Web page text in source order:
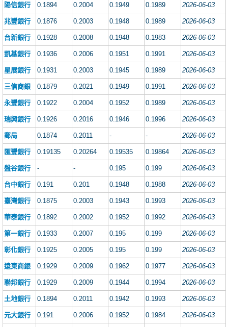
陽信銀行 0.1894 0.2004 0.1949 0.1989 2026-06-03
兆豐銀行 0.1876 0.2003 0.1948 0.1989 2026-06-03
台新銀行 0.1928 0.2008 0.1948 0.1983 2026-06-03
凱基銀行 0.1936 0.2006 0.1951 0.1991 2026-06-03
星展銀行 0.1931 0.2003 0.1945 0.1989 2026-06-03
三信商銀 0.1879 0.2021 0.1949 0.1991 2026-06-03
永豐銀行 0.1922 0.2004 0.1952 0.1989 2026-06-03
瑞興銀行 0.1926 0.2016 0.1946 0.1996 2026-06-03
郵局 0.1874 0.2011 - - 2026-06-03
匯豐銀行 0.19135 0.20264 0.19535 0.19864 2026-06-03
盤谷銀行 - - 0.195 0.199 2026-06-03
台中銀行 0.191 0.201 0.1948 0.1988 2026-06-03
臺灣銀行 0.1875 0.2003 0.1943 0.1993 2026-06-03
華泰銀行 0.1892 0.2002 0.1952 0.1992 2026-06-03
第一銀行 0.1933 0.2007 0.195 0.199 2026-06-03
彰化銀行 0.1925 0.2005 0.195 0.199 2026-06-03
遠東商銀 0.1929 0.2009 0.1962 0.1977 2026-06-03
聯邦銀行 0.1929 0.2009 0.1944 0.1994 2026-06-03
土地銀行 0.1894 0.2011 0.1942 0.1993 2026-06-03
元大銀行 0.191 0.2006 0.1952 0.1984 2026-06-03